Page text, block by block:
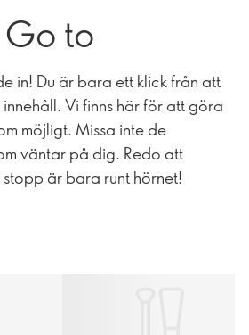
Go to
in! Du är bara ett klick från att
Vi finns här för att göra
möjligt. Missa inte de
väntar på dig. Redo att
är bara runt hörnet!